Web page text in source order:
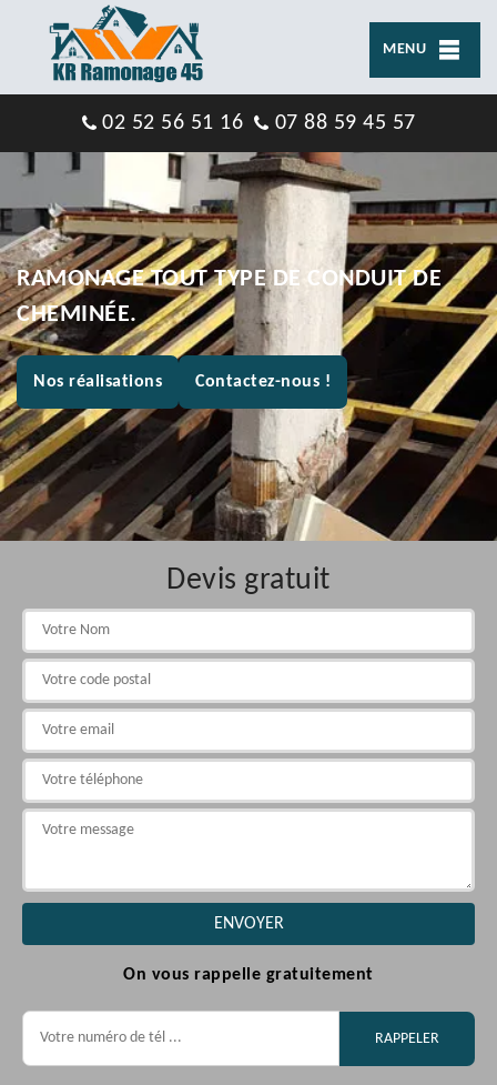
MENU
02 52 56 51 16 07 88 59 45 57
RAMONAGE TOUT TYPE DE CONDUIT DE
CHEMINÉE.
Nos réalisations Contactez-nous !
Devis gratuit
On vous rappelle gratuitement